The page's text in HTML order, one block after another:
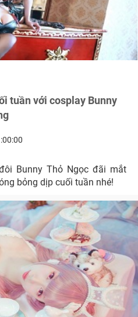
tuần với cosplay Bunny
Bunny Thỏ Ngọc đãi mắt
bỏng dịp cuối tuần nhé!